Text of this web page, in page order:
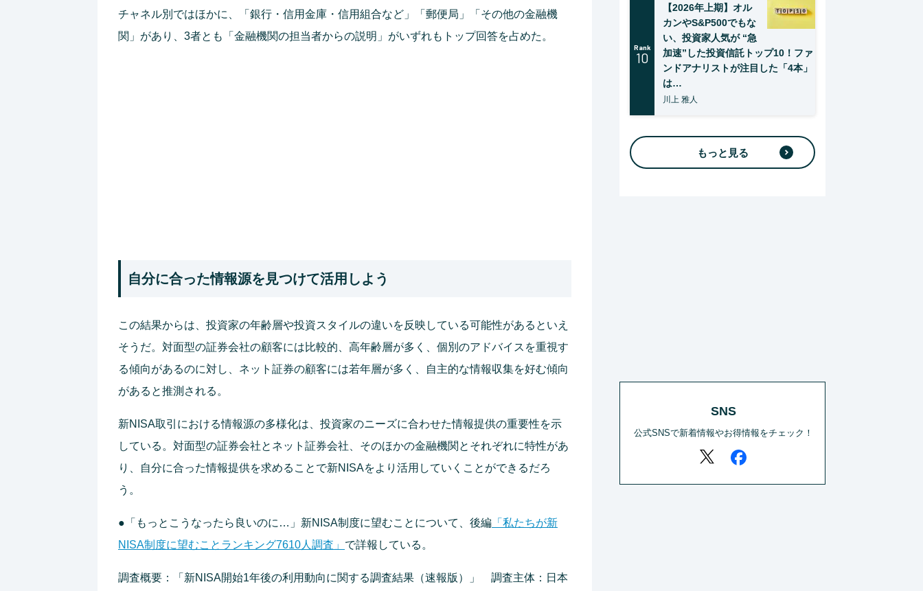
チャネル別ではほかに、「銀行・信用金庫・信用組合など」「郵便局」「その他の金融機
関」があり、3者とも「金融機関の担当者からの説明」がいずれもトップ回答を占めた。
自分に合った情報源を見つけて活用しよう
この結果からは、投資家の年齢層や投資スタイルの違いを反映している可能性があるといえ
そうだ。対面型の証券会社の顧客には比較的、高年齢層が多く、個別のアドバイスを重視す
る傾向があるのに対し、ネット証券の顧客には若年層が多く、自主的な情報収集を好む傾向
があると推測される。
新NISA取引における情報源の多様化は、投資家のニーズに合わせた情報提供の重要性を示
している。対面型の証券会社とネット証券会社、そのほかの金融機関とそれぞれに特性があ
り、自分に合った情報提供を求めることで新NISAをより活用していくことができるだろ
う。
●「もっとこうなったら良いのに…」新NISA制度に望むことについて、後編 「私たちが新
NISA制度に望むことランキング7610人調査」 で詳報している。
調査概要：「新NISA開始1年後の利用動向に関する調査結果（速報版）」 調査主体：日本
Rank
10
【2026年上期】オル
カンやS&P500でもな
い、投資家人気が “急
加速”した投資信託トップ10！ファ
ンドアナリストが注目した「4本」
は…
川上 雅人
もっと見る
SNS
公式SNSで新着情報やお得情報をチェック！